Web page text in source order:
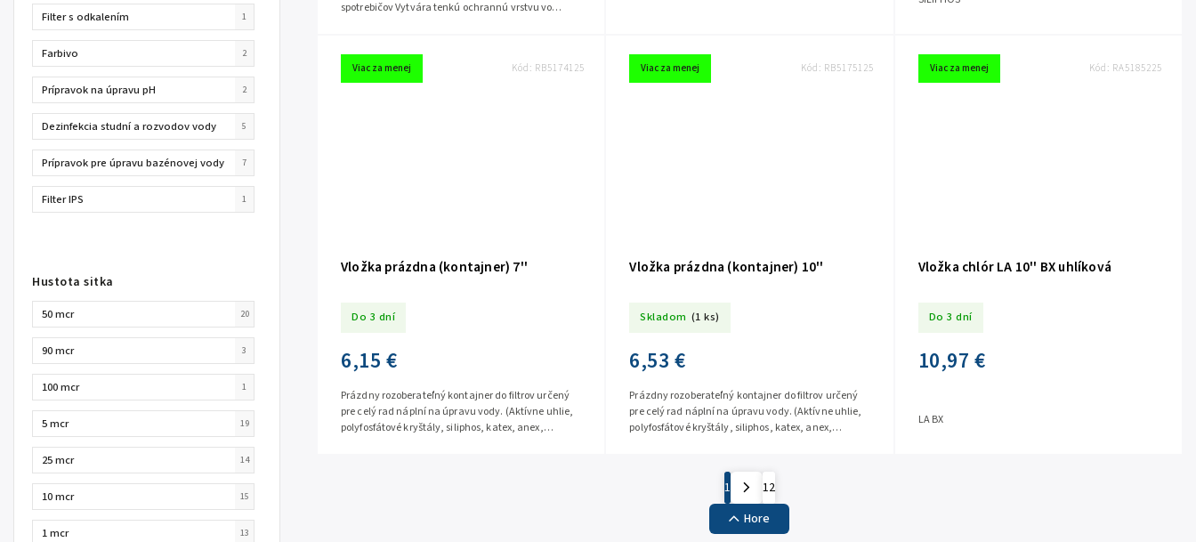
Filter s odkalením 1
Farbivo 2
Prípravok na úpravu pH 2
Dezinfekcia studní a rozvodov vody 5
Prípravok pre úpravu bazénovej vody 7
Filter IPS 1
Hustota sitka
50 mcr 20
90 mcr 3
100 mcr 1
5 mcr 19
25 mcr 14
10 mcr 15
1 mcr 13
spotrebičov Vytvára tenkú ochrannú vrstvu vo
Viac za menej
Vložka prázdna (kontajner) 7''
Do 3 dní
6,15 €
Prázdny rozoberateľný kontajner do filtrov určený
pre celý rad náplní na úpravu vody. (Aktívne uhlie,
polyfosfátové kryštály, siliphos, katex, anex,
Kód: RB5174125 Viac za menej
Vložka prázdna (kontajner) 10''
Skladom (1 ks)
6,53 €
Prázdny rozoberateľný kontajner do filtrov určený
pre celý rad náplní na úpravu vody. (Aktívne uhlie,
polyfosfátové kryštály, siliphos, katex, anex,
Kód: RB5175125 Viac za menej
Vložka chlór LA 10'' BX uhlíková
Do 3 dní
10,97 €
LA BX
Kód: RA5185225
1
12
Hore